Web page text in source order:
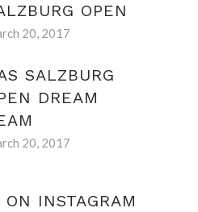
OPEN
20, 2017
SALZBURG
DREAM
20, 2017
INSTAGRAM